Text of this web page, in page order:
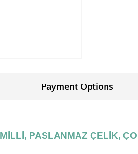
Payment Options
PASLANMAZ ÇELİK,